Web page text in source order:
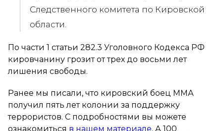
Следственного комитета по Кировской
области.
По части 1 статьи 282.3 Уголовного Кодекса РФ
кировчанину грозит от трех до восьми лет
лишения свободы.
Ранее мы писали, что кировский боец ММА
получил пять лет колонии за поддержку
террористов. С подробностями вы можете
ознакомиться в нашем материале. А 100